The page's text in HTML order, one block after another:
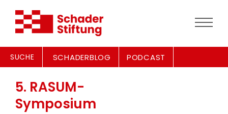
SUCHE SCHADERBLOG PODCAST
5. RASUM-
Symposium